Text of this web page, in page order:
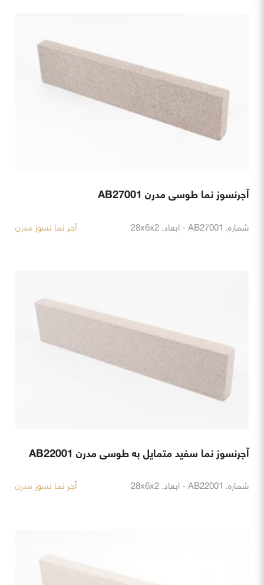
آجرنسوز نما طوسی مدرن AB27001
شماره. AB27001 - ابعاد. 28x6x2 آجر نما نسوز مدرن
آجرنسوز نما سفید متمایل به طوسی مدرن AB22001
شماره. AB22001 - ابعاد. 28x6x2 آجر نما نسوز مدرن